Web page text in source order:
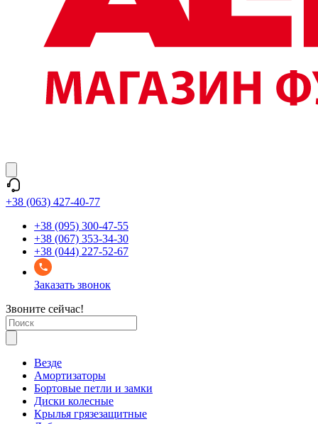
+38 (063) 427-40-77
+38 (095) 300-47-55
+38 (067) 353-34-30
+38 (044) 227-52-67
Заказать звонок
Звоните сейчас!
Везде
Амортизаторы
Бортовые петли и замки
Диски колесные
Крылья грязезащитные